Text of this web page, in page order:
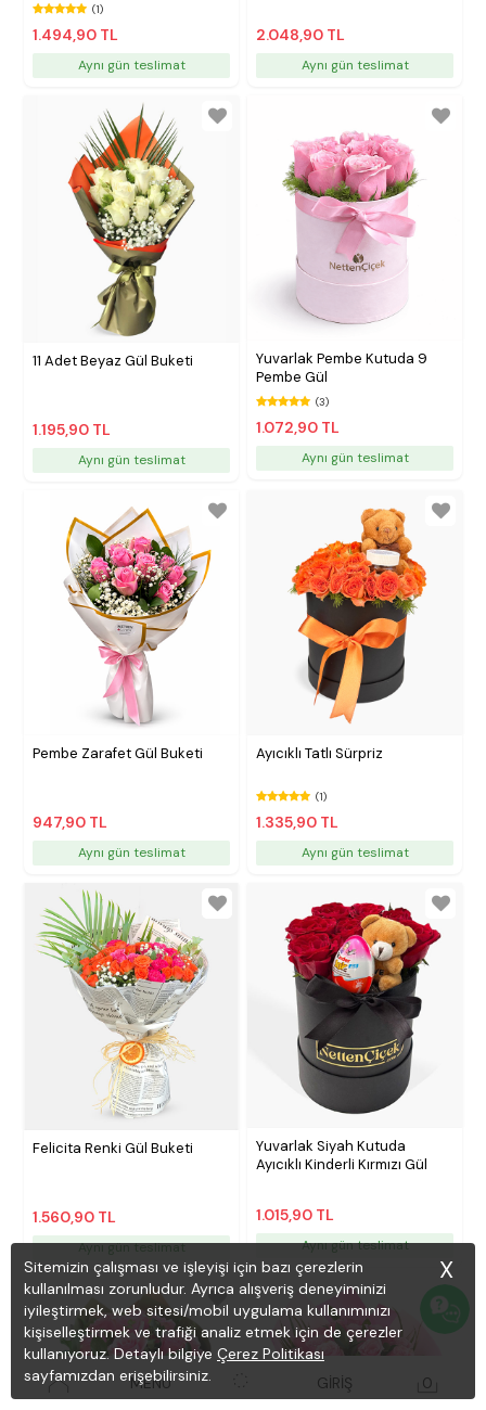
MENÜ GİRİŞ 0
(1)
1.494,90 TL
Aynı gün teslimat
2.048,90 TL
Aynı gün teslimat
11 Adet Beyaz Gül Buketi
1.195,90 TL
Aynı gün teslimat
Yuvarlak Pembe Kutuda 9
Pembe Gül
(3)
1.072,90 TL
Aynı gün teslimat
Pembe Zarafet Gül Buketi
947,90 TL
Aynı gün teslimat
Ayıcıklı Tatlı Sürpriz
(1)
1.335,90 TL
Aynı gün teslimat
Felicita Renki Gül Buketi
1.560,90 TL
Aynı gün teslimat
Yuvarlak Siyah Kutuda
Ayıcıklı Kinderli Kırmızı Gül
1.015,90 TL
Aynı gün teslimat
Sitemizin çalışması ve işleyişi için bazı çerezlerin
kullanılması zorunludur. Ayrıca alışveriş deneyiminizi
iyileştirmek, web sitesi/mobil uygulama kullanımınızı
kişiselleştirmek ve trafiği analiz etmek için de çerezler
kullanıyoruz. Detaylı bilgiye Çerez Politikası
sayfamızdan erişebilirsiniz.
X